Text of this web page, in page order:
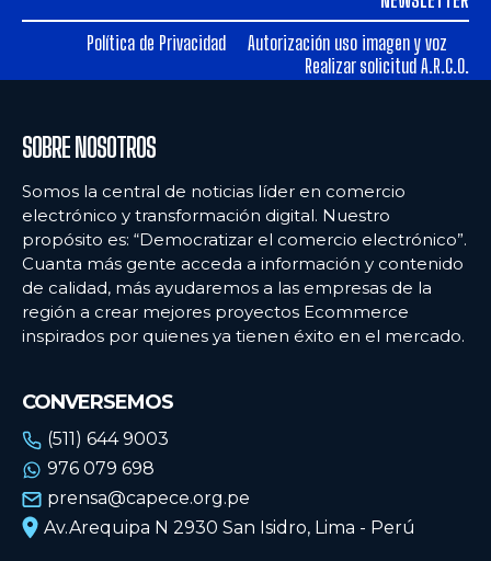
Política de Privacidad
Autorización uso imagen y voz
Realizar solicitud A.R.C.O.
SOBRE NOSOTROS
Somos la central de noticias líder en comercio
electrónico y transformación digital. Nuestro
propósito es: “Democratizar el comercio electrónico”.
Cuanta más gente acceda a información y contenido
de calidad, más ayudaremos a las empresas de la
región a crear mejores proyectos Ecommerce
inspirados por quienes ya tienen éxito en el mercado.
CONVERSEMOS
(511) 644 9003
976 079 698
prensa@capece.org.pe
Av.Arequipa N 2930 San Isidro, Lima - Perú